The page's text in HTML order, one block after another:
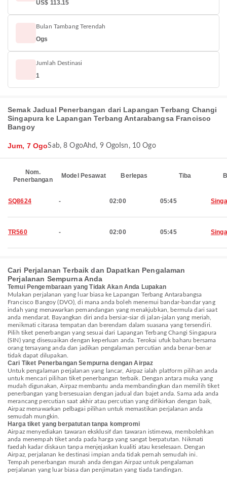
US$ 113.15
Bulan Tambang Terendah
Ogs
Jumlah Destinasi
1
Semak Jadual Penerbangan dari Lapangan Terbang Changi
Singapura ke Lapangan Terbang Antarabangsa Francisco
Bangoy
Jum, 7 OgoSab, 8 OgoAhd, 9 Ogo Isn, 10 Ogo
Nom.
Penerbangan
Model Pesawat Berlepas Tiba
SQ8624 - 02:00 05:45
TR560 - 02:00 05:45
Cari Perjalanan Terbaik dan Dapatkan Pengalaman
Perjalanan Sempurna Anda
Temui Pengembaraan yang Tidak Akan Anda Lupakan
Mulakan perjalanan yang luar biasa ke Lapangan Terbang Antarabangsa
Francisco Bangoy (DVO), di mana anda boleh menemui bandar-bandar yang
indah yang menawarkan pemandangan yang menakjubkan, bermula dari saat
anda mendarat. Bayangkan diri anda bersiar-siar di jalan-jalan yang meriah,
menikmati citarasa tempatan dan berendam dalam suasana yang tersendiri.
Pilih tiket penerbangan yang sesuai dari Lapangan Terbang Changi Singapura
(SIN) yang disesuaikan dengan keperluan anda. Terokai ufuk baharu bersama
orang tersayang anda dan jadikan pengalaman percutian anda benar-benar
tidak dapat dilupakan.
Cari Tiket Penerbangan Sempurna dengan Airpaz
Untuk pengalaman perjalanan yang lancar, Airpaz ialah platform pilihan anda
untuk mencari pilihan tiket penerbangan terbaik. Dengan antara muka yang
mudah digunakan, Airpaz membantu anda membandingkan dan memilih tiket
penerbangan yang bersesuaian dengan jadual dan bajet anda. Sama ada anda
merancang percutian saat akhir atau percutian yang difikirkan dengan baik,
Airpaz menawarkan pelbagai pilihan untuk memastikan perjalanan anda
semudah mungkin.
Harga tiket yang berpatutan tanpa kompromi
Airpaz menyediakan tawaran eksklusif dan tawaran istimewa, membolehkan
anda menempah tiket anda pada harga yang sangat berpatutan. Nikmati
faedah kadar diskaun tanpa menjejaskan kualiti atau keselesaan. Dengan
Airpaz, perjalanan ke destinasi impian anda tidak pernah semudah ini.
Tempah penerbangan murah anda dengan Airpaz untuk pengalaman
perjalanan yang luar biasa dan penjimatan yang tiada tandingan.